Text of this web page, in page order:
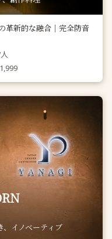
革新的な融合｜完全防音
人
イノベーティブ